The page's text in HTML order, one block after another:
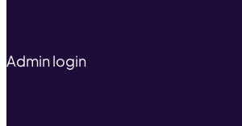
Admin login